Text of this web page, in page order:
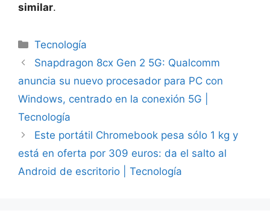
similar.
Categorías
Tecnología
Snapdragon 8cx Gen 2 5G: Qualcomm
anuncia su nuevo procesador para PC con
Windows, centrado en la conexión 5G |
Tecnología
Este portátil Chromebook pesa sólo 1 kg y
está en oferta por 309 euros: da el salto al
Android de escritorio | Tecnología